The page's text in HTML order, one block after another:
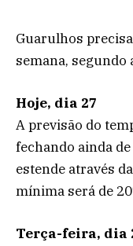
Guarulhos
semana, segundo
Hoje, dia 27
A previsão do
fechando ainda
estende através
mínima será de
Terça-feira, dia